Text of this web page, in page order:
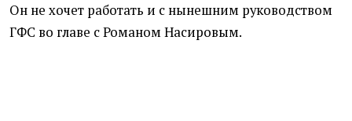
Он не хочет работать и с нынешним руководством
ГФС во главе с Романом Насировым.